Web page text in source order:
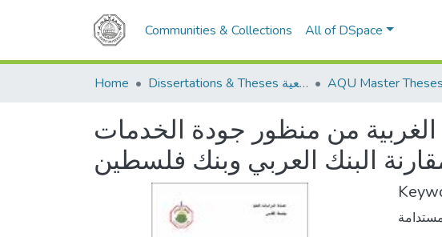
Communities & Collections All of DSpace
Home Dissertations & Theses الرسائل الجامعية
الغربية من منظور جودة الخدمات